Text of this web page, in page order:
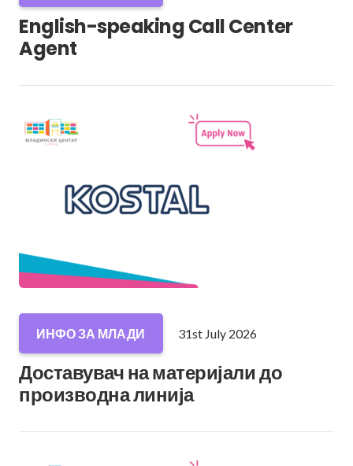
English-speaking Call Center
Agent
ИНФО ЗА МЛАДИ 31st July 2026
Доставувач на материјали до
производна линија